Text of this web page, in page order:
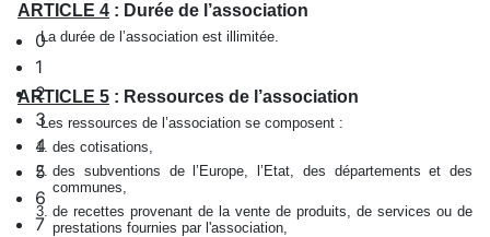
0
1
2
3
4
5
6
7
ARTICLE 4 : Durée de l’association
La durée de l’association est illimitée.
ARTICLE 5 : Ressources de l’association
Les ressources de l’association se composent :
des cotisations,
des subventions de l’Europe, l’Etat, des départements et des
communes,
de recettes provenant de la vente de produits, de services ou de
prestations fournies par l'association,